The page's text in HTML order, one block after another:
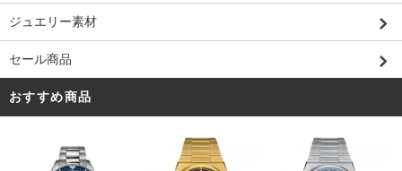
ジュエリー素材
セール商品
おすすめ商品